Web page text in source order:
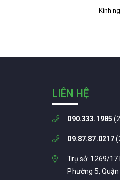
Kinh
LIÊN HỆ
090.333.1985
09.87.87.0217
Trụ sở: 1269/17
Phường 5, Quận